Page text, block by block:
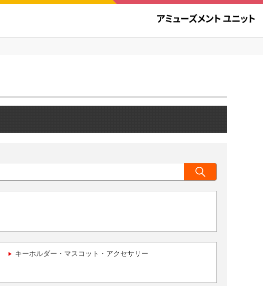
キーホルダー・マスコット・アクセサリー